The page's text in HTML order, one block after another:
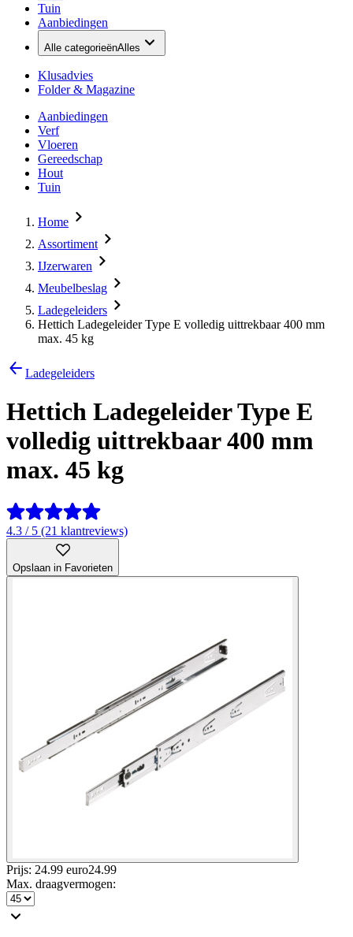
Tuin
Aanbiedingen
Alle categorieënAlles
Klusadvies
Folder & Magazine
Aanbiedingen
Verf
Vloeren
Gereedschap
Hout
Tuin
Home
Assortiment
IJzerwaren
Meubelbeslag
Ladegeleiders
Hettich Ladegeleider Type E volledig uittrekbaar 400 mm
max. 45 kg
Ladegeleiders
Hettich Ladegeleider Type E
volledig uittrekbaar 400 mm
max. 45 kg
4.3 / 5 (21 klantreviews)
Opslaan in Favorieten
Prijs: 24.99 euro24.99
Max. draagvermogen: